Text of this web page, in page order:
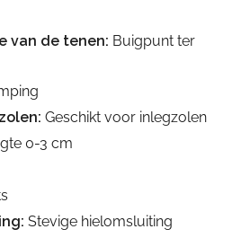
van de tenen: Buigpunt ter
Geschikt voor inlegzolen
0-3 cm
Stevige hielomsluiting